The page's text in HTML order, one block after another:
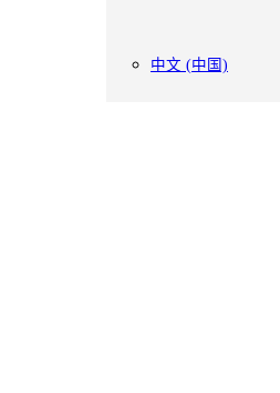
中文 (中国)